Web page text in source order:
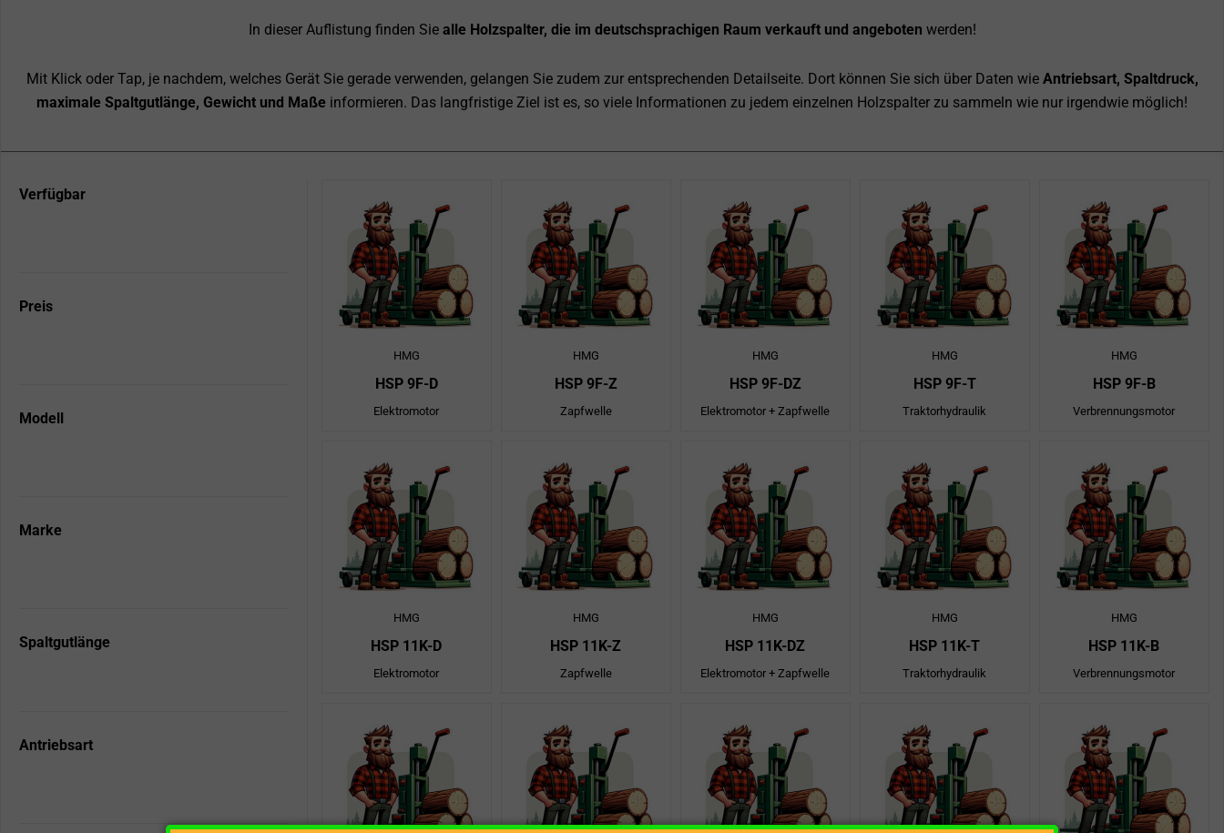
In dieser Auflistung finden Sie alle Holzspalter, die im deutschsprachigen Raum verkauft und angeboten werden!
Mit Klick oder Tap, je nachdem, welches Gerät Sie gerade verwenden, gelangen Sie zudem zur entsprechenden Detailseite. Dort können Sie sich über Daten wie Antriebsart, Spaltdruck,
maximale Spaltgutlänge, Gewicht und Maße informieren. Das langfristige Ziel ist es, so viele Informationen zu jedem einzelnen Holzspalter zu sammeln wie nur irgendwie möglich!
Verfügbar
Preis
Modell
Marke
Spaltgutlänge
Antriebsart
HMG
HSP 9F-D
Elektromotor
HMG
HSP 9F-Z
Zapfwelle
HMG
HSP 9F-DZ
Elektromotor + Zapfwelle
HMG
HSP 9F-T
Traktorhydraulik
HMG
HSP 9F-B
Verbrennungsmotor
HMG
HSP 11K-D
Elektromotor
HMG
HSP 11K-Z
Zapfwelle
HMG
HSP 11K-DZ
Elektromotor + Zapfwelle
HMG
HSP 11K-T
Traktorhydraulik
HMG
HSP 11K-B
Verbrennungsmotor